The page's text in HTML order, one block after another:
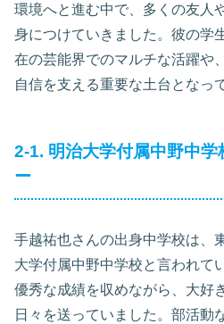
環境へと進む中で、多くの友人
身につけていきました。彼の学
在の芸能界でのマルチな活躍や
自信を支える重要な土台となっ
2-1. 明治大学付属中野中学
ー
手越祐也さんの出身中学校は、
大学付属中野中学校と言われて
優秀な成績を収めながら、大好
日々を送っていました。部活動